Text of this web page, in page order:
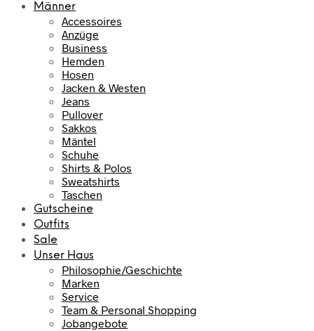
Männer
Accessoires
Anzüge
Business
Hemden
Hosen
Jacken & Westen
Jeans
Pullover
Sakkos
Mäntel
Schuhe
Shirts & Polos
Sweatshirts
Taschen
Gutscheine
Outfits
Sale
Unser Haus
Philosophie/Geschichte
Marken
Service
Team & Personal Shopping
Jobangebote